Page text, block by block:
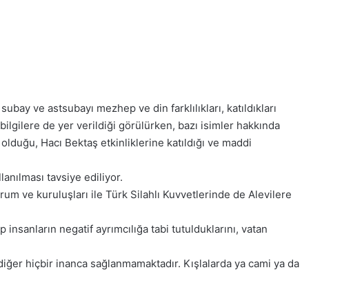
ve astsubayı mezhep ve din farklılıkları, katıldıkları
de yer verildiği görülürken, bazı isimler hakkında
Hacı Bektaş etkinliklerine katıldığı ve maddi
tavsiye ediliyor.
ve kuruluşları ile Türk Silahlı Kuvvetlerinde de Alevilere
negatif ayrımcılığa tabi tutulduklarını, vatan
hiçbir inanca sağlanmamaktadır. Kışlalarda ya cami ya da